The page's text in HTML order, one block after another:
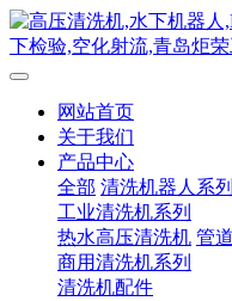
网站首页
关于我们
产品中心
全部 清洗机器人系列
工业清洗机系列
热水高压清洗机 管
商用清洗机系列
清洗机配件